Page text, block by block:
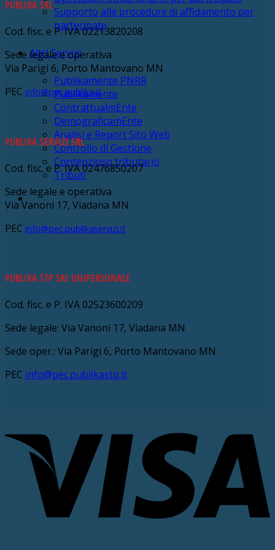
Supporto alle procedure di affidamento per
partecipate
Altri Servizi
Publikamente PNRR
Publikamente
ContrattualmEnte
DemograficamEnte
Analisi e Report Sito Web
Controllo di Gestione
Contenzioso tributario
Tributi
PUBLIKA SRL
Cod. fisc. e P. IVA 02213820208
Sede legale e operativa
Via Parigi 6, Porto Mantovano MN
PEC info@pec.publika.it
PUBLIKA SERVIZI SRL
Cod. fisc. e P. IVA 02476850207
Sede legale e operativa
Via Vanoni 17, Viadana MN
PEC info@pec.publikaservizi.it
PUBLIKA STP SRL UNIPERSONALE
Cod. fisc. e P. IVA 02523600209
Sede legale: Via Vanoni 17, Viadana MN
Sede oper.: Via Parigi 6, Porto Mantovano MN
PEC info@pec.publikastp.it